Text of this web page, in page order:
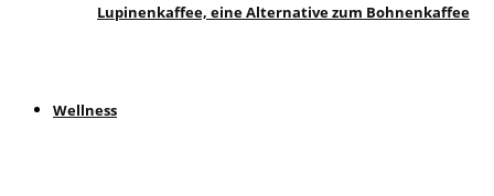
Lupinenkaffee, eine Alternative zum Bohnenkaffee
Wellness